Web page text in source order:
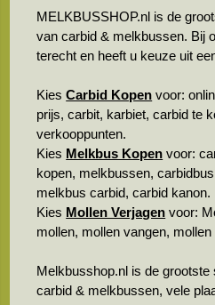
MELKBUSSHOP.nl is de
van carbid & melkbussen. Bij
terecht en heeft u keuze uit
KiesCarbid Kopen voor:
prijs, carbit, karbiet, carbid te
verkooppunten.
Kies Melkbus Kopen voor:
kopen, melkbussen,
melkbus carbid, carbid kanon.
Kies Mollen Verjagen voor:
mollen, mollen vangen, mollen
Melkbusshop.nl is de grootste
carbid & melkbussen, vele